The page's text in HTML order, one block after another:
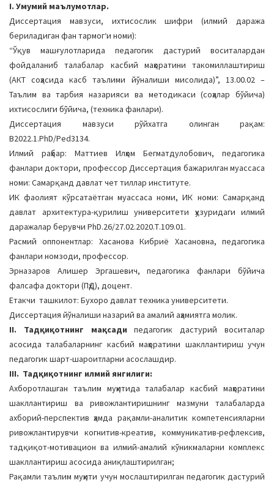
a
t
i
o
n
I. Умумий маълумотлар.
Диссертация мавзуси, ихтисослик шифри (илмий даража
бериладиган фан тармогʻи номи):
“Ўқув машғулотларида педагогик дастурий воситалардан
фойдаланиб талабалар касбий маҳоратини такомиллаштириш
(АКТ соҳасида касб таълими йўналиши мисолида)”, 13.00.02 –
Таълим ва тарбия назарияси ва методикаси (соҳалар бўйича)
ихтисослиги бўйича, (техника фанлари).
Диссертация мавзуси рўйхатга олинган рақам:
В2022.1.PhD/Ped3134.
Илмий раҳбар: Маттиев Илҳом Бегматдулобович, педагогика
фанлари доктори, профессор Диссертация бажарилган муассаса
номи: Самарқанд давлат чет тиллар институте.
ИК фаолият кўрсатаётган муассаса номи, ИК номи: Самарқанд
давлат архитектура-қурилиш университети ҳузуридаги илмий
даражалар берувчи PhD.26/27.02.2020.Т.109.01.
Расмий оппонентлар: Хасанова Кибриё Хасановна, педагогика
фанлари номзоди, профессор.
Эрназаров Алишер Эргашевич, педагогика фанлари бўйича
фалсафа доктори (ПҳД), доцент.
Етакчи ташкилот: Бухоро давлат техника университети.
Диссертация йўналиши назарий ва амалий аҳамиятга молик.
II. Тадқиқотнинг мақсади педагогик дастурий воситалар
асосида талабаларнинг касбий маҳоратини шакллантириш учун
педагогик шарт-шароитларни асослашдир.
III. Тадқиқотнинг илмий янгилиги:
Ахборотлашган таълим муҳитида талабалар касбий маҳоратини
шакллантириш ва ривожлантиришнинг мазмуни талабаларда
ахборий-перспектив ҳамда рақамли-аналитик компетенсияларни
ривожлантирувчи когнитив-креатив, коммуникатив-рефлексив,
тадқиқот-мотивацион ва илмий-амалий кўникмаларни комплекс
шакллантириш асосида аниқлаштирилган;
Рақамли таълим муҳити учун мослаштирилган педагогик дастурий